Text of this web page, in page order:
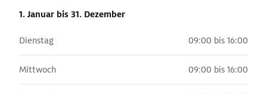
1. Januar bis 31. Dezember
Dienstag 09:00 bis 16:00
Mittwoch 09:00 bis 16:00